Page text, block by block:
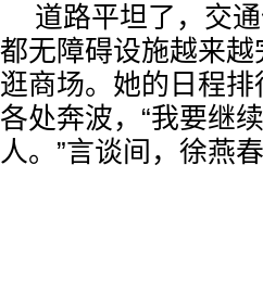
道路平坦了，交
都无障碍设施越来
逛商场。她的日程
各处奔波，“我要继
人。”言谈间，徐燕